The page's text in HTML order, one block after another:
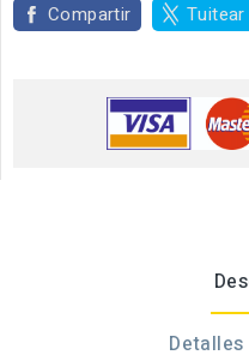
Compartir Tuitear